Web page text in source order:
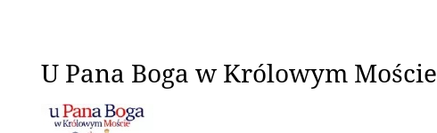
U Pana Boga w Królowym Moście